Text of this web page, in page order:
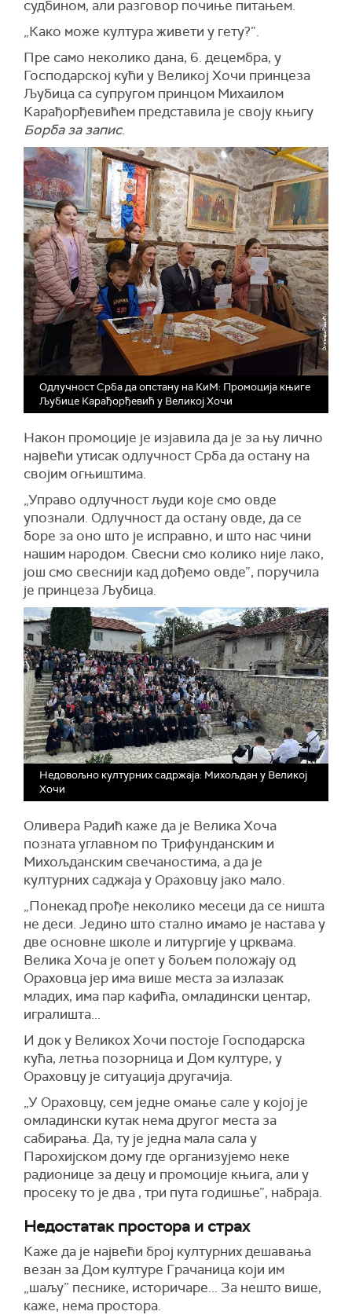
судбином, али разговор почиње питањем.
„Како може култура живети у гету?”.
Пре само неколико дана, 6. децембра, у
Господарској кући у Великој Хочи принцеза
Љубица са супругом принцом Михаилом
Карађорђевићем представила је своју књигу
Борба за запис.
Одлучност Срба да опстану на КиМ: Промоција књиге
Љубице Карађорђевић у Великој Хочи
Након промоције је изјавила да је за њу лично
највећи утисак одлучност Срба да остану на
својим огњиштима.
„Управо одлучност људи које смо овде
упознали. Одлучност да остану овде, да се
боре за оно што је исправно, и што нас чини
нашим народом. Свесни смо колико није лако,
још смо свеснији кад дођемо овде”, поручила
је принцеза Љубица.
Недовољно културних садржаја: Михољдан у Великој
Хочи
Оливера Радић каже да је Велика Хоча
позната углавном по Трифунданским и
Михољданским свечаностима, а да је
културних саджаја у Ораховцу јако мало.
„Понекад прође неколико месеци да се ништа
не деси. Једино што стално имамо је настава у
две основне школе и литургије у црквама.
Велика Хоча је опет у бољем положају од
Ораховца јер има више места за излазак
младих, има пар кафића, омладински центар,
игралишта...
И док у Великох Хочи постоје Господарска
кућа, летња позорница и Дом културе, у
Ораховцу је ситуација другачија.
„У Ораховцу, сем једне омање сале у којој је
омладински кутак нема другог места за
сабирања. Да, ту је једна мала сала у
Парохијском дому где организујемо неке
радионице за децу и промоције књига, али у
просеку то је два , три пута годишње”, набраја.
Недостатак простора и страх
Каже да је највећи број културних дешавања
везан за Дом културе Грачаница који им
„шаљу” песнике, историчаре... За нешто више,
каже, нема простора.